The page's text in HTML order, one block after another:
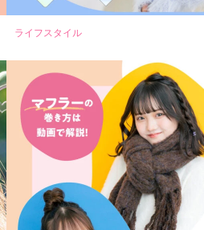
ライフスタイル